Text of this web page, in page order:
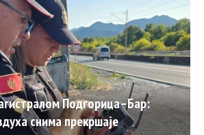
Подгорица–Бар:
снима прекршаје